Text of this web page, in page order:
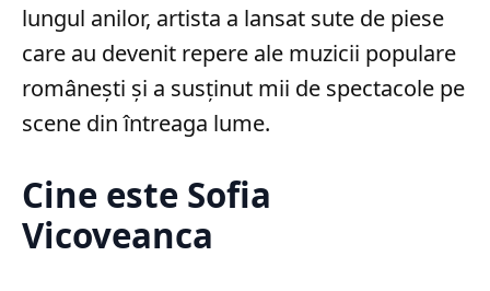
lungul anilor, artista a lansat sute de piese
care au devenit repere ale muzicii populare
românești și a susținut mii de spectacole pe
scene din întreaga lume.
Cine este Sofia
Vicoveanca